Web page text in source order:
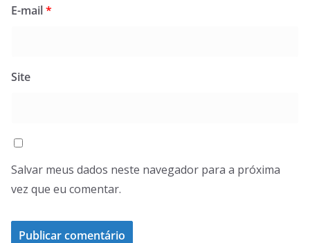
E-mail*
Site
Salvar meus dados neste navegador para a próxima
vez que eu comentar.